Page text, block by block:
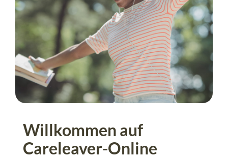
Willkommen auf
Careleaver-Online